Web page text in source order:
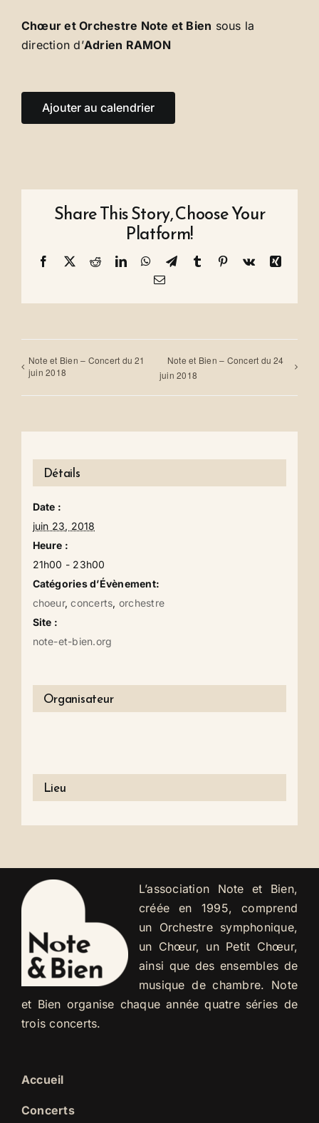
Chœur et Orchestre Note et Bien sous la
direction d’Adrien RAMON
Ajouter au calendrier
Share This Story, Choose Your
Platform!
Facebook
X RedditLinkedInWhatsApp
TelegramTumblr Pinterest
Vk
Xing
Email
Note et Bien – Concert du 21
juin 2018
Note et Bien – Concert du 24
juin 2018
Détails
Date :
juin 23, 2018
Heure :
21h00 - 23h00
Catégories d’Évènement:
choeur,concerts, orchestre
Site :
note-et-bien.org
Organisateur
Lieu
L’association Note et Bien,
créée en 1995, comprend
un Orchestre symphonique,
un Chœur, un Petit Chœur,
ainsi que des ensembles de
musique de chambre. Note
et Bien organise chaque année quatre séries de
trois concerts.
Accueil
Concerts